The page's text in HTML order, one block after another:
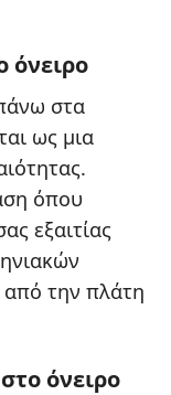
όνειρο
στα
ως μια
όπου
εξαιτίας
από την πλάτη
όνειρο